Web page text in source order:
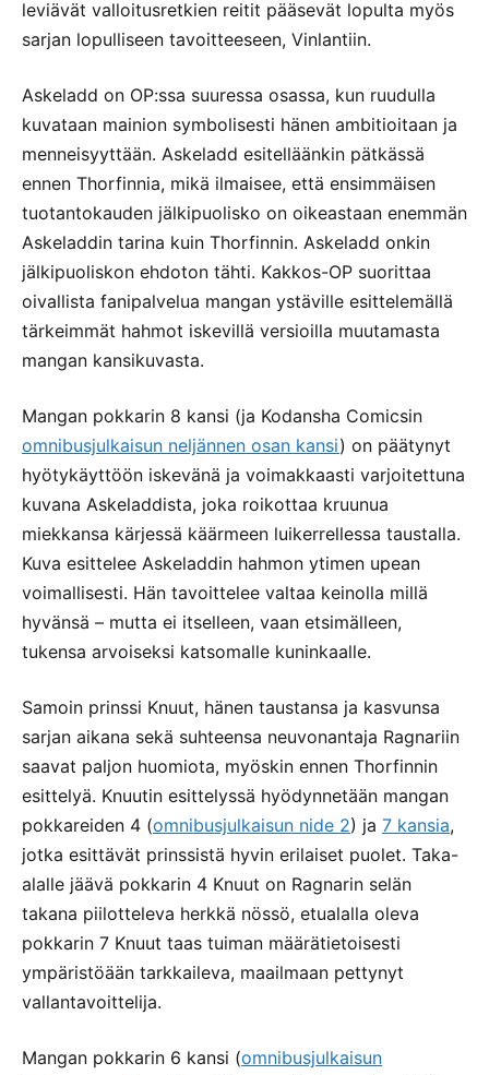
leviävät valloitusretkien reitit pääsevät lopulta myös
sarjan lopulliseen tavoitteeseen, Vinlantiin.
Askeladd on OP:ssa suuressa osassa, kun ruudulla
kuvataan mainion symbolisesti hänen ambitioitaan ja
menneisyyttään. Askeladd esitelläänkin pätkässä
ennen Thorfinnia, mikä ilmaisee, että ensimmäisen
tuotantokauden jälkipuolisko on oikeastaan enemmän
Askeladdin tarina kuin Thorfinnin. Askeladd onkin
jälkipuoliskon ehdoton tähti. Kakkos-OP suorittaa
oivallista fanipalvelua mangan ystäville esittelemällä
tärkeimmät hahmot iskevillä versioilla muutamasta
mangan kansikuvasta.
Mangan pokkarin 8 kansi (ja Kodansha Comicsin
omnibusjulkaisun neljännen osan kansi) on päätynyt
hyötykäyttöön iskevänä ja voimakkaasti varjoitettuna
kuvana Askeladdista, joka roikottaa kruunua
miekkansa kärjessä käärmeen luikerrellessa taustalla.
Kuva esittelee Askeladdin hahmon ytimen upean
voimallisesti. Hän tavoittelee valtaa keinolla millä
hyvänsä – mutta ei itselleen, vaan etsimälleen,
tukensa arvoiseksi katsomalle kuninkaalle.
Samoin prinssi Knuut, hänen taustansa ja kasvunsa
sarjan aikana sekä suhteensa neuvonantaja Ragnariin
saavat paljon huomiota, myöskin ennen Thorfinnin
esittelyä. Knuutin esittelyssä hyödynnetään mangan
pokkareiden 4 (omnibusjulkaisun nide 2) ja 7 kansia,
jotka esittävät prinssistä hyvin erilaiset puolet. Taka-
alalle jäävä pokkarin 4 Knuut on Ragnarin selän
takana piilotteleva herkkä nössö, etualalla oleva
pokkarin 7 Knuut taas tuiman määrätietoisesti
ympäristöään tarkkaileva, maailmaan pettynyt
vallantavoittelija.
Mangan pokkarin 6 kansi (omnibusjulkaisun